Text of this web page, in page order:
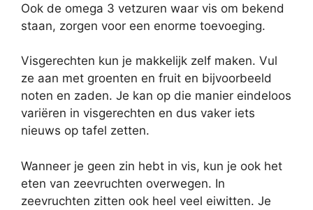
Ook de omega 3 vetzuren waar vis om bekend
staan, zorgen voor een enorme toevoeging.
Visgerechten kun je makkelijk zelf maken. Vul
ze aan met groenten en fruit en bijvoorbeeld
noten en zaden. Je kan op die manier eindeloos
variëren in visgerechten en dus vaker iets
nieuws op tafel zetten.
Wanneer je geen zin hebt in vis, kun je ook het
eten van zeevruchten overwegen. In
zeevruchten zitten ook heel veel eiwitten. Je